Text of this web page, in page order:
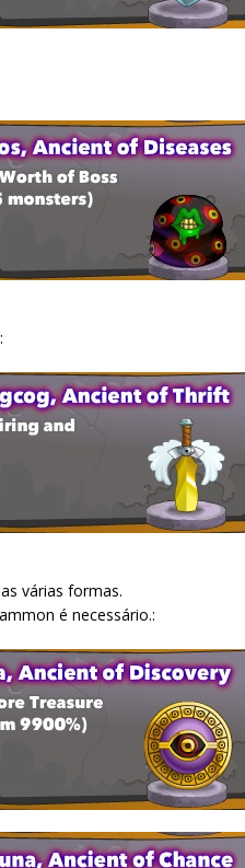
várias formas.
é necessário.: